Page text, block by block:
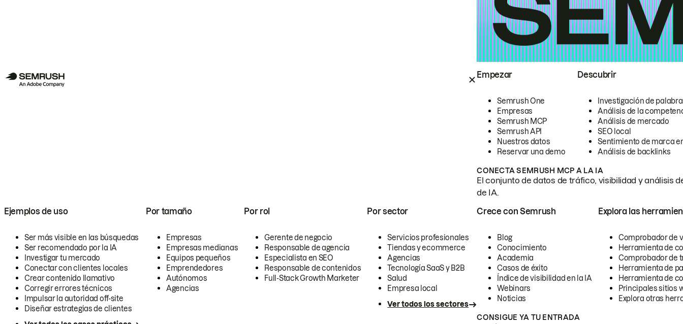
Empezar
Semrush One
Empresas
Semrush MCP
Semrush API
Nuestros datos
Reservar una demo
Descubrir
Investigación de
Análisis de la
Análisis de mercado
SEO local
Sentimiento de marca
Análisis de backlinks
CONECTA SEMRUSH MCP A LA IA
El conjunto de datos de tráfico, visibilidad y análisis
de IA.
Ejemplos de uso
Ser más visible en las búsquedas
Ser recomendado por la IA
Investigar tu mercado
Conectar con clientes locales
Crear contenido llamativo
Corregir errores técnicos
Impulsar la autoridad off-site
Diseñar estrategias de clientes
Por tamaño
Empresas
Empresas medianas
Equipos pequeños
Emprendedores
Autónomos
Agencias
Por rol
Gerente de negocio
Responsable de agencia
Especialista en SEO
Responsable de contenidos
Full-Stack Growth Marketer
Por sector
Servicios profesionales
Tiendas y ecommerce
Agencias
Tecnología SaaS y B2B
Salud
Empresa local
Ver todos los sectores
Crece con Semrush
Blog
Conocimiento
Academia
Casos de éxito
Índice de visibilidad en la IA
Webinars
Noticias
Explora las
Comprobador de
Herramienta de
Comprobador de
Herramienta de
Herramienta de
Principales sitios
Explora otras
CONSIGUE YA TU ENTRADA